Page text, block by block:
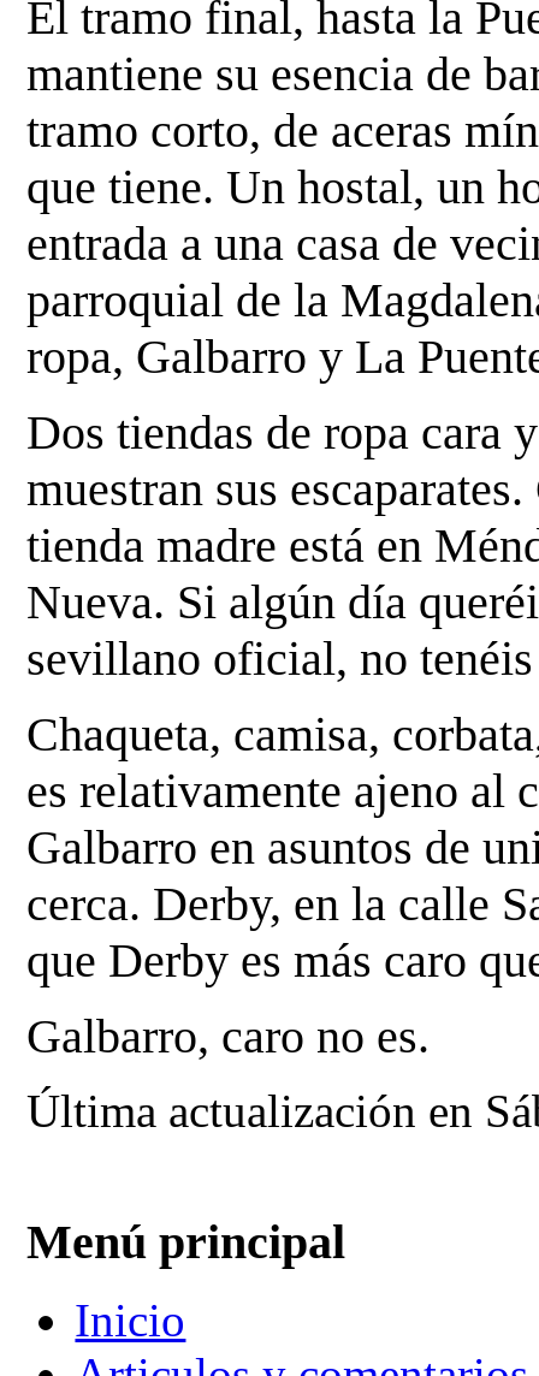
El tramo final, hasta la
mantiene su esencia de
tramo corto, de aceras
que tiene. Un hostal, un
entrada a una casa de
parroquial de la
ropa, Galbarro y La
Dos tiendas de ropa cara
muestran sus
tienda madre está en
Nueva. Si algún día
sevillano oficial, no
Chaqueta, camisa,
es relativamente ajeno al
Galbarro en asuntos de
cerca. Derby, en la calle
que Derby es más caro
Galbarro, caro no es.
Última actualización en
Menú principal
Inicio